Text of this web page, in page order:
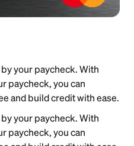
your paycheck. With
paycheck, you can
and build credit with ease.
your paycheck. With
paycheck, you can